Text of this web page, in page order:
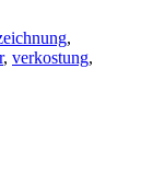
,
, verkostung,